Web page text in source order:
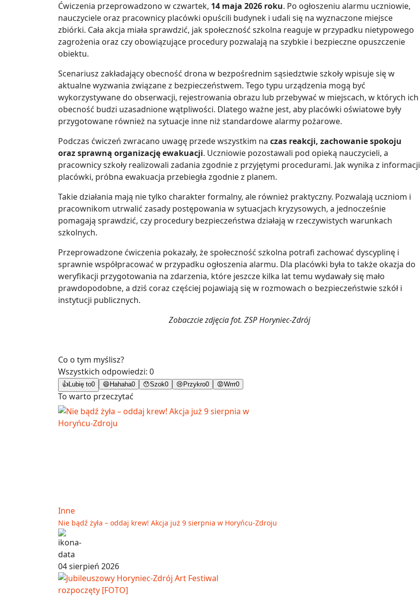
Ćwiczenia przeprowadzono w czwartek, 14 maja 2026 roku. Po ogłoszeniu alarmu uczniowie,
nauczyciele oraz pracownicy placówki opuścili budynek i udali się na wyznaczone miejsce
zbiórki. Cała akcja miała sprawdzić, jak społeczność szkolna reaguje w przypadku nietypowego
zagrożenia oraz czy obowiązujące procedury pozwalają na szybkie i bezpieczne opuszczenie
obiektu.
Scenariusz zakładający obecność drona w bezpośrednim sąsiedztwie szkoły wpisuje się w
aktualne wyzwania związane z bezpieczeństwem. Tego typu urządzenia mogą być
wykorzystywane do obserwacji, rejestrowania obrazu lub przebywać w miejscach, w których ich
obecność budzi uzasadnione wątpliwości. Dlatego ważne jest, aby placówki oświatowe były
przygotowane również na sytuacje inne niż standardowe alarmy pożarowe.
Podczas ćwiczeń zwracano uwagę przede wszystkim na czas reakcji, zachowanie spokoju
oraz sprawną organizację ewakuacji. Uczniowie pozostawali pod opieką nauczycieli, a
pracownicy szkoły realizowali zadania zgodnie z przyjętymi procedurami. Jak wynika z informacji
placówki, próbna ewakuacja przebiegła zgodnie z planem.
Takie działania mają nie tylko charakter formalny, ale również praktyczny. Pozwalają uczniom i
pracownikom utrwalić zasady postępowania w sytuacjach kryzysowych, a jednocześnie
pomagają sprawdzić, czy procedury bezpieczeństwa działają w rzeczywistych warunkach
szkolnych.
Przeprowadzone ćwiczenia pokazały, że społeczność szkolna potrafi zachować dyscyplinę i
sprawnie współpracować w przypadku ogłoszenia alarmu. Dla placówki była to także okazja do
weryfikacji przygotowania na zdarzenia, które jeszcze kilka lat temu wydawały się mało
prawdopodobne, a dziś coraz częściej pojawiają się w rozmowach o bezpieczeństwie szkół i
instytucji publicznych.
Zobaczcie zdjęcia fot. ZSP Horyniec-Zdrój
Co o tym myślisz?
Wszystkich odpowiedzi: 0
👍Lubię to0 😄 Hahaha0 😯Szok0 😢 Przykro0 😡Wrrr0
To warto przeczytać
Inne
Nie bądź żyła – oddaj krew! Akcja już 9 sierpnia w Horyńcu-Zdroju
04 sierpień 2026